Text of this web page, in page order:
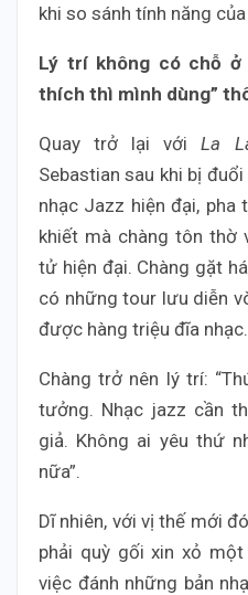
khi so sánh tính năng
Lý trí không có chỗ ở
thích thì mình dùng”
Quay trở lại vớiLa
Sebastian sau khi bị
nhạc Jazz hiện đại,
khiết mà chàng tôn thờ
tử hiện đại. Chàng gặt
có những tour lưu diễn
được hàng triệu đĩa nhạc.
Chàng trở nên lý trí:
tưởng. Nhạc jazz cần
giả. Không ai yêu thứ
nữa”.
Dĩ nhiên, với vị thế mới
phải quỳ gối xin xỏ
việc đánh những bản